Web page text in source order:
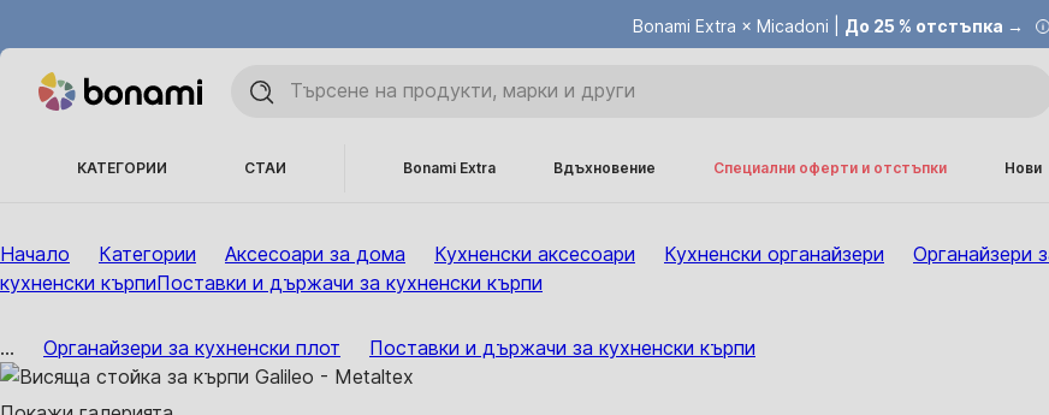
Bonami Extra × Micadoni | До 25 % отстъпка →
КАТЕГОРИИ СТАИ Bonami Extra Вдъхновение Специални оферти и отстъпки Нови
Начало Категории Аксесоари за дома Кухненски аксесоари Кухненски органайзери Органайзери
кухненски кърпиПоставки и държачи за кухненски кърпи
... Органайзери за кухненски плот Поставки и държачи за кухненски кърпи